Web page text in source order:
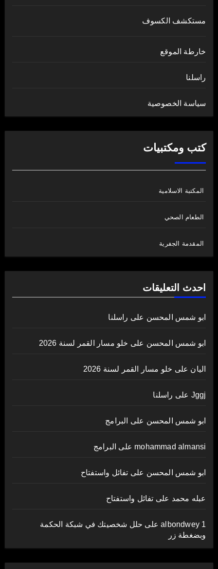
مستكشف الكسوف
خارطة الموقع
راسلنا
سياسة الخصوصية
كتب ومكتبيات
المكتبة الاسلامية
الطعام الصحي
المقدمة الجفرية
احدث التعليقات
ابو شمس المحسن على راسلنا
ابو شمس المحسن على خلو مسار القمر لسنة 2026
اليان على خلو مسار القمر لسنة 2026
Jggj على راسلنا
ابو شمس المحسن على البرامج
mohammad almansi على البرامج
ابو شمس المحسن على تفائل واستفتاح
عبله محمد على تفائل واستفتاح
albondwey 1على حلل شخصيتك في شبكة الحكمة
وبضغطة زر